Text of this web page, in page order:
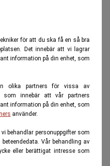
för att du ska få en så bra
Det innebär att vi lagrar
information på din enhet, som
olika partners för vissa av
som innebär att vår partners
information på din enhet, som
använder.
behandlar personuppgifter som
beteendedata. Vår behandling av
eller berättigat intresse som